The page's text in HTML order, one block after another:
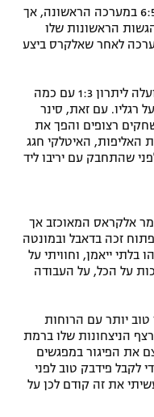
סינר נאלץ לעבוד קשה כשהיה בפיגור 6:5 במערכה הראשונה, אך
הראשונות שלו
לאחר שאלקרס ביצע
אלקרס הכה מוקדם במערכה השנייה ועלה ליתרון 1:3 עם כמה
רגליו. עם זאת, סינר
רצופים והפך את
האליפות, האיטלקי חגג
שהתחבק עם יריבו ליד
אלקראס המאוכזב אך
זכה בדאבל ובמונטה
ייאמן, וחוויתי על
על הכל, על העבודה
יותר עם הרוחות
הניצחונות שלו ברמת
ולצמצם את הפיגור במפגשים
ל-10:7. "הגענו כדי לקבל פידבק טוב לפני
את זה קודם לכן על